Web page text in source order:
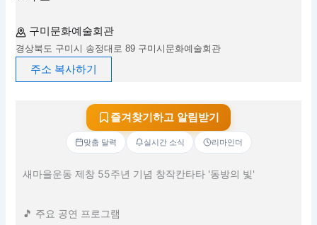
구미문화예술회관
경상북도 구미시 송정대로 89 구미시문화예술회관
주소 복사하기
즐겨찾기하고 알림받기
맞춤 달력 실시간 소식 리마인더
새마을운동 제창 55주년 기념 창작칸타타 '동방의 빛'
🎵 주요 공연 프로그램